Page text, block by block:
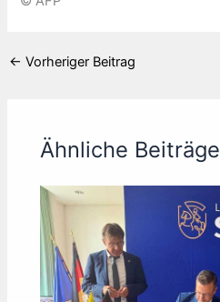
← Vorheriger Beitrag
Ähnliche Beiträge